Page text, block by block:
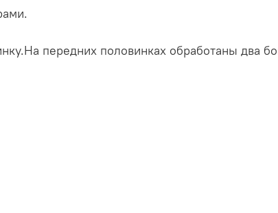
передних половинках обработаны два